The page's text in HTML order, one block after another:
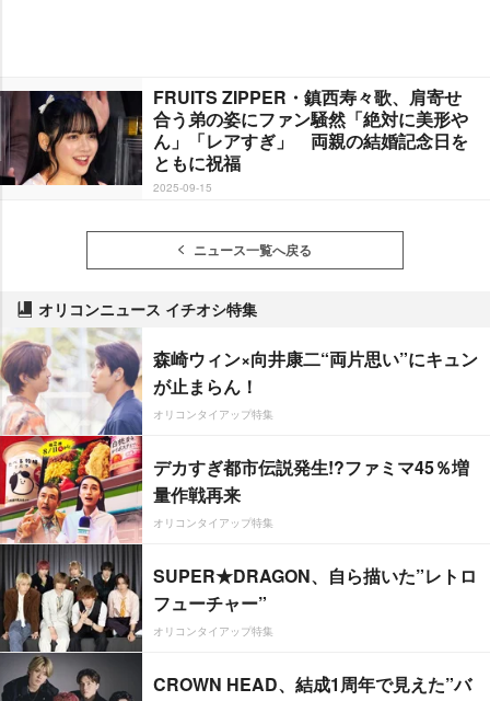
FRUITS ZIPPER・鎮西寿々歌、肩寄せ
合う弟の姿にファン騒然「絶対に美形
ん」「レアすぎ」 両親の結婚記念日を
ともに祝福
2025-09-15
ニュース一覧へ戻る
オリコンニュース イチオシ特集
森崎ウィン×向井康二“両片思い”にキュン
が止まらん！
オリコンタイアップ特集
デカすぎ都市伝説発生!?ファミマ45％増
量作戦再来
オリコンタイアップ特集
SUPER★DRAGON、自ら描いた”レトロ
フューチャー”
オリコンタイアップ特集
CROWN HEAD、結成1周年で見えた”バ